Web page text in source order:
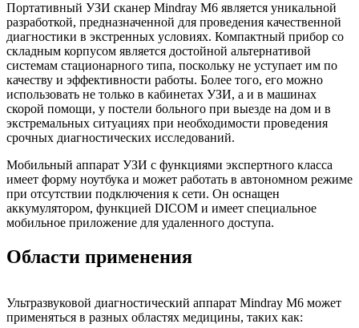
Портативный УЗИ сканер Mindray M6 является уникальной
разработкой, предназначенной для проведения качественной
диагностики в экстренных условиях. Компактный прибор со
складным корпусом является достойной альтернативой
системам стационарного типа, поскольку не уступает им по
качеству и эффективности работы. Более того, его можно
использовать не только в кабинетах УЗИ, а и в машинах
скорой помощи, у постели больного при выезде на дом и в
экстремальных ситуациях при необходимости проведения
срочных диагностических исследований.
Мобильный аппарат УЗИ с функциями экспертного класса
имеет форму ноутбука и может работать в автономном режиме
при отсутствии подключения к сети. Он оснащен
аккумулятором, функцией DICOM и имеет специальное
мобильное приложение для удаленного доступа.
Области применения
Ультразвуковой диагностический аппарат Mindray M6 может
применяться в разных областях медицины, таких как: